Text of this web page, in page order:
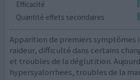
Efficacité
Quantité effets secondaires
Apparition de premiers symptômes
raideur, difficulté dans certains
et troubles de la déglutition.
hypersyalorrhees, troubles de la